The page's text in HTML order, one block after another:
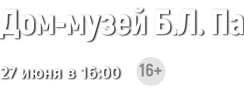
Дом-музей Б.Л.
27 июня в 16:00 16+